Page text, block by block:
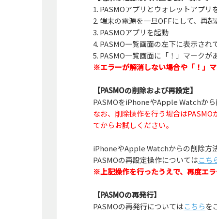
1. PASMOアプリとウォレットアプリ
2. 端末の電源を一旦OFFにして、
3. PASMOアプリを起動
4. PASMO一覧画面の左下に表示さ
5. PASMO一覧画面に「！」マーク
※エラーが解消しない場合や「！」
【PASMOの削除および再設定】
PASMOをiPhoneやApple Watchか
なお、削除操作を行う場合は
てからお試しください。
iPhoneやApple Watchからの削除方
PASMOの再設定操作についてはこち
※上記操作を行ったうえで、再度エ
【PASMOの再発行】
PASMOの再発行についてはこちらを